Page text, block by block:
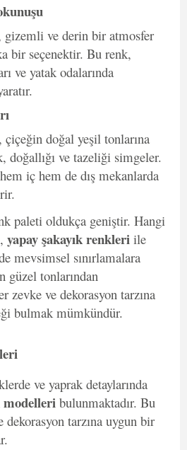
gizemli ve derin bir atmosfer
bir seçenektir. Bu renk,
ve yatak odalarında
çiçeğin doğal yeşil tonlarına
doğallığı ve tazeliği simgeler.
iç hem de dış mekanlarda
paleti oldukça geniştir. Hangi
yapay şakayık renkleri ile
mevsimsel sınırlamalara
güzel tonlarından
zevke ve dekorasyon tarzına
bulmak mümkündür.
ve yaprak detaylarında
modelleri bulunmaktadır. Bu
tarzına uygun bir